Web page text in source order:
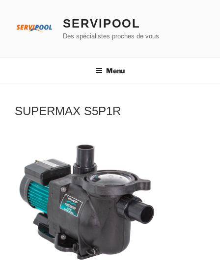
contenu
SERVIPOOL
Des spécialistes proches de vous
Menu
SUPERMAX S5P1R